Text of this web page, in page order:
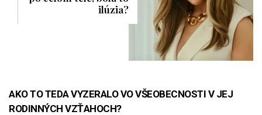
ilúzia?
AKO TO TEDA VYZERALO VO VŠEOBECNOSTI V JEJ
RODINNÝCH VZŤAHOCH?